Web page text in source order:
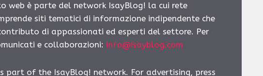
web è parte del network IsayBlog! la cui rete
siti tematici di informazione indipendente che
di appassionati ed esperti del settore. Per
e collaborazioni: info@isayblog.com
part of the IsayBlog! network. For advertising, press